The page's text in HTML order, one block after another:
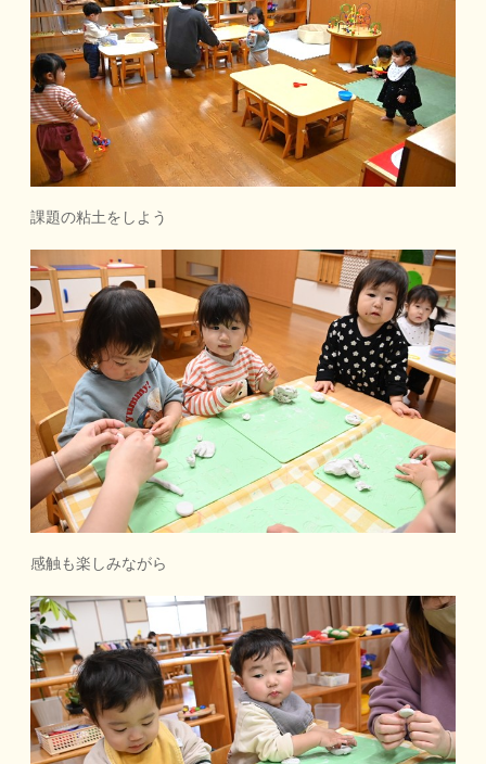
課題の粘土をしよう
感触も楽しみながら